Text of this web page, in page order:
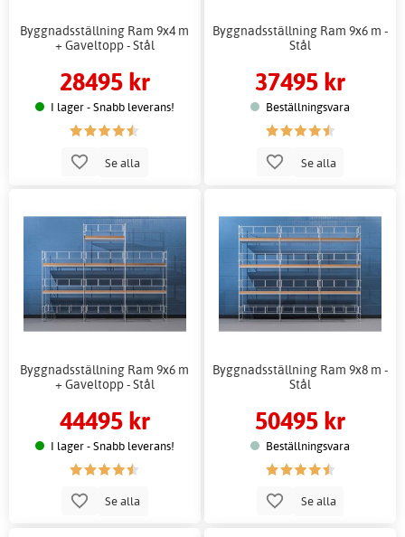
Byggnadsställning Ram 9x4 m
+ Gaveltopp - Stål
28495 kr
I lager - Snabb leverans!
Se alla
Byggnadsställning Ram 9x6 m -
Stål
37495 kr
Beställningsvara
Se alla
Byggnadsställning Ram 9x6 m
+ Gaveltopp - Stål
44495 kr
I lager - Snabb leverans!
Se alla
Byggnadsställning Ram 9x8 m -
Stål
50495 kr
Beställningsvara
Se alla